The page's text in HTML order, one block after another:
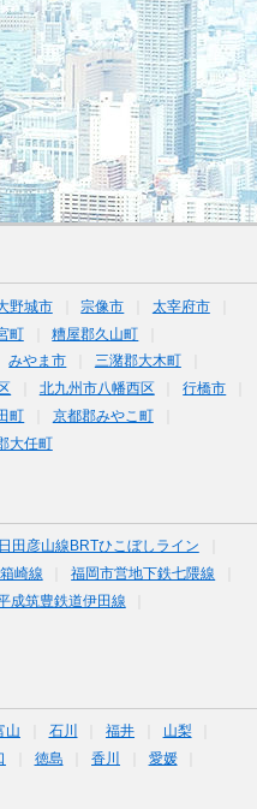
野城市 宗像市
太宰府市
町
糟屋郡久山町
みやま市
三潴郡大木町
北九州市八幡西区
行橋市
町
京都郡みやこ町
大任町
日田彦山線BRTひこぼしライン
崎線
福岡市営地下鉄七隈線
成筑豊鉄道伊田線
山 石川 福井
山梨
徳島 香川
愛媛